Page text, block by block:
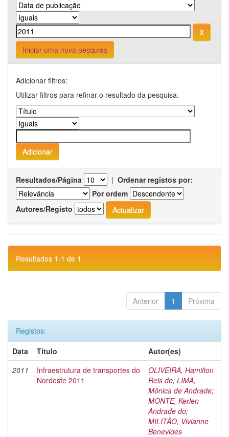
Iniciar uma nova pesquisa
Adicionar filtros:
Utilizar filtros para refinar o resultado da pesquisa.
Resultados/Página | Ordenar registos por:
Por ordem
Autores/Registo
Resultados 1-1 de 1.
Anterior 1 Próxima
Registos:
Data
Título
Autor(es)
2011
Infraestrutura de transportes do
Nordeste 2011
OLIVEIRA, Hamilton
Reis de; LIMA,
Mônica de Andrade;
MONTE, Kerlen
Andrade do;
MILITÃO, Vivianne
Benevides